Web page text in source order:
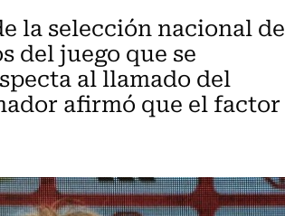
la selección nacional de
del juego que se
al llamado del
afirmó que el factor